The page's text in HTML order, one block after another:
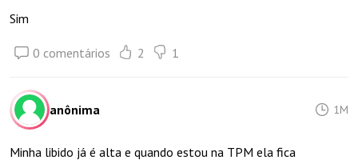
Sim
0 comentários 2 1
anônima 1M
Minha libido já é alta e quando estou na TPM ela fica